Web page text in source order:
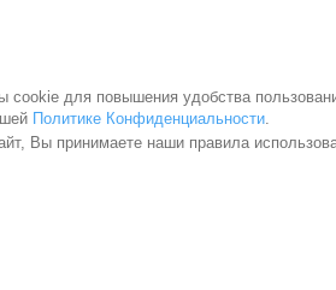
cookie для повышения удобства
Политике Конфиденциальности.
Вы принимаете наши правила